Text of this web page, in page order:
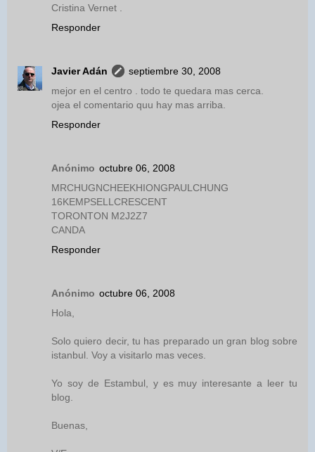
Cristina Vernet .
Responder
Javier Adán
septiembre 30, 2008
mejor en el centro . todo te quedara mas cerca.
ojea el comentario quu hay mas arriba.
Responder
Anónimo octubre 06, 2008
MRCHUGNCHEEKHIONGPAULCHUNG
16KEMPSELLCRESCENT
TORONTON M2J2Z7
CANDA
Responder
Anónimo octubre 06, 2008
Hola,
Solo quiero decir, tu has preparado un gran blog sobre
istanbul. Voy a visitarlo mas veces.
Yo soy de Estambul, y es muy interesante a leer tu
blog.
Buenas,